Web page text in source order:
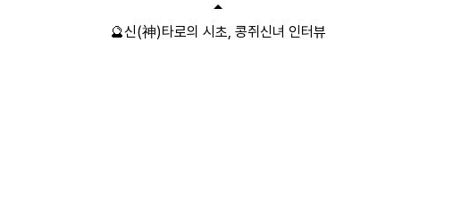
🔮신(神)타로의 시초, 콩쥐신녀 인터뷰